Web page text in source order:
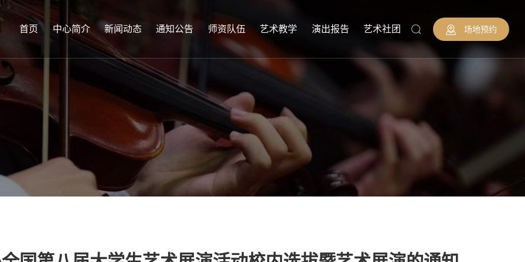
场地预约
首页 中心简介 新闻动态 通知公告 师资队伍 艺术教学 演出报告 艺术社团